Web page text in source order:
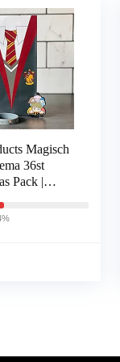
Magisch
36st
Pack |